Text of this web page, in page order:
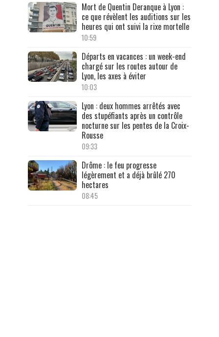
Mort de Quentin Deranque à Lyon :
ce que révèlent les auditions sur les
heures qui ont suivi la rixe mortelle
10:59
Départs en vacances : un week-end
chargé sur les routes autour de
Lyon, les axes à éviter
10:03
Lyon : deux hommes arrêtés avec
des stupéfiants après un contrôle
nocturne sur les pentes de la Croix-
Rousse
09:33
Drôme : le feu progresse
légèrement et a déjà brûlé 270
hectares
08:45